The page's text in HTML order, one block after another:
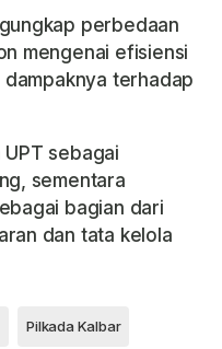
perbedaan
mengenai efisiensi
terhadap
sebagai
sementara
bagian dari
dan tata kelola
Pilkada Kalbar